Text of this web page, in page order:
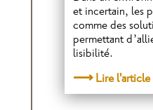
et incertain, les
comme des
permettant
lisibilité.
Lire l'article